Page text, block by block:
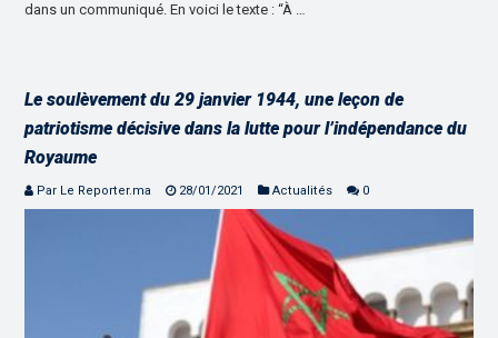
dans un communiqué. En voici le texte : “À …
Le soulèvement du 29 janvier 1944, une leçon de
patriotisme décisive dans la lutte pour l’indépendance du
Royaume
Par Le Reporter.ma 28/01/2021 Actualités 0